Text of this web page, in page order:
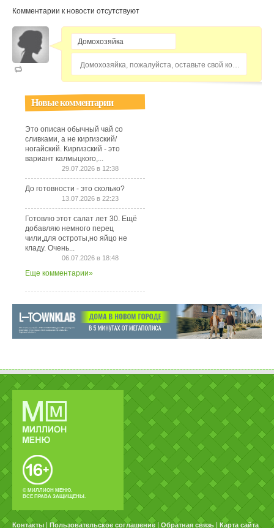
Комментарии к новости отсутствуют
Домохозяйка, пожалуйста, оставьте свой комментарий...
Новые комментарии
Это описан обычный чай со
сливками, а не киргизский/
ногайский. Киргизский - это
вариант калмыцкого,...
29.07.2026 в 12:38
До готовности - это сколько?
13.07.2026 в 22:23
Готовлю этот салат лет 30. Ещё
добавляю немного перец
чили,для остроты,но яйцо не
кладу. Очень...
06.07.2026 в 18:48
Еще комментарии»
© МИЛЛИОН МЕНЮ.
ВСЕ ПРАВА ЗАЩИЩЕНЫ.
Контакты Пользовательское соглашение Обратная связь Карта сайта